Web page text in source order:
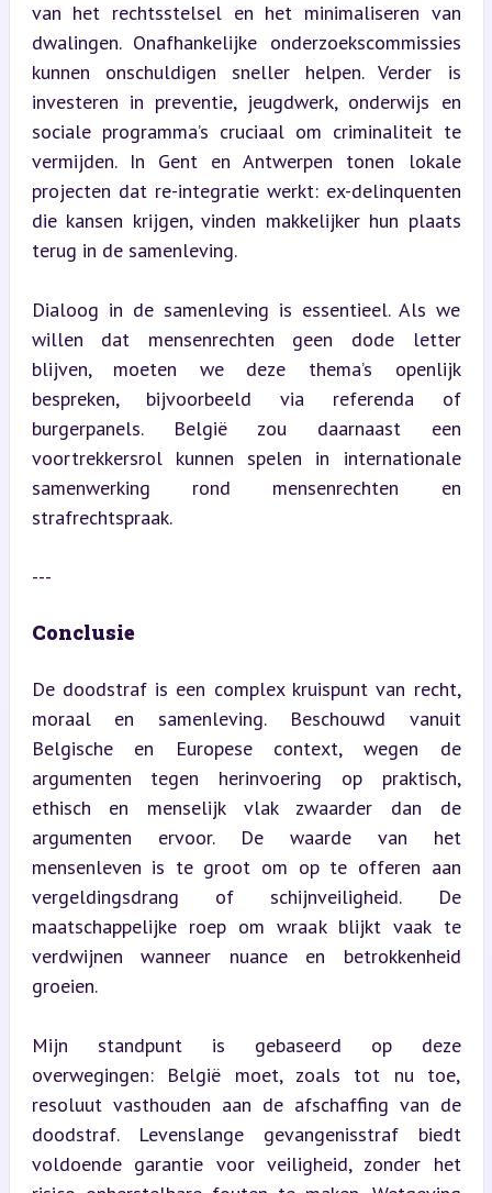
van het rechtsstelsel en het minimaliseren van
dwalingen. Onafhankelijke onderzoekscommissies
kunnen onschuldigen sneller helpen. Verder is
investeren in preventie, jeugdwerk, onderwijs en
sociale programma’s cruciaal om criminaliteit te
vermijden. In Gent en Antwerpen tonen lokale
projecten dat re-integratie werkt: ex-delinquenten
die kansen krijgen, vinden makkelijker hun plaats
terug in de samenleving.
Dialoog in de samenleving is essentieel. Als we
willen dat mensenrechten geen dode letter
blijven, moeten we deze thema’s openlijk
bespreken, bijvoorbeeld via referenda of
burgerpanels. België zou daarnaast een
voortrekkersrol kunnen spelen in internationale
samenwerking rond mensenrechten en
strafrechtspraak.
---
Conclusie
De doodstraf is een complex kruispunt van recht,
moraal en samenleving. Beschouwd vanuit
Belgische en Europese context, wegen de
argumenten tegen herinvoering op praktisch,
ethisch en menselijk vlak zwaarder dan de
argumenten ervoor. De waarde van het
mensenleven is te groot om op te offeren aan
vergeldingsdrang of schijnveiligheid. De
maatschappelijke roep om wraak blijkt vaak te
verdwijnen wanneer nuance en betrokkenheid
groeien.
Mijn standpunt is gebaseerd op deze
overwegingen: België moet, zoals tot nu toe,
resoluut vasthouden aan de afschaffing van de
doodstraf. Levenslange gevangenisstraf biedt
voldoende garantie voor veiligheid, zonder het